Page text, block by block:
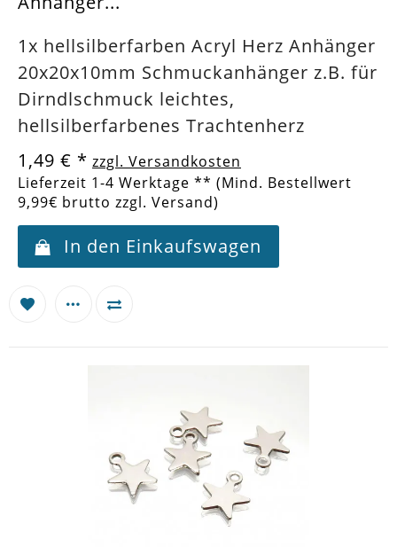
1x hellsilberfarben Acryl Herz Anhänger
20x20x10mm Schmuckanhänger z.B. für
Dirndlschmuck leichtes,
hellsilberfarbenes Trachtenherz
1,49 € * zzgl. Versandkosten
Lieferzeit 1-4 Werktage ** (Mind. Bestellwert
9,99€ brutto zzgl. Versand)
In den Einkaufswagen